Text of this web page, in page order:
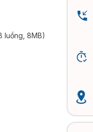
luồng, 8MB)